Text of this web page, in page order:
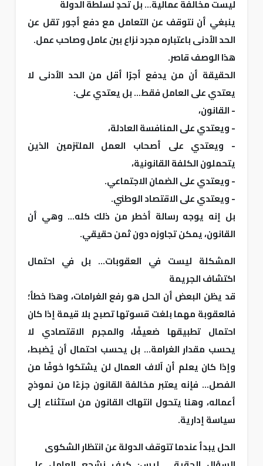
ليست مخالفة عمالية... بل تحدٍ لسلطة الدولة
ينبغي أن نتوقف عن التعامل مع دفع أجور تقل عن
الحد الأدنى باعتباره مجرد نزاع بين عامل وصاحب عمل.
هذا الوصف قاصر.
الحقيقة أن من يدفع أجرًا أقل من الحد الأدنى لا
يعتدي على العامل فقط... بل يعتدي على:
- القانون،
- ويعتدي على المنافسة العادلة،
- ويعتدي على أصحاب العمل الملتزمين الذين
يتحملون الكلفة القانونية،
- ويعتدي على الضمان الاجتماعي.
- ويعتدي على الاقتصاد الوطني.
بل إنه يوجه رسالة أخطر من ذلك كله... وهي أن
القانون، يمكن تجاوزه دون ثمن حقيقي.
المشكلة ليست في العقوبات... بل في احتمال
اكتشاف الجريمة
قد يظن البعض أن الحل هو رفع الغرامات، وهذا خطأ؛
فالعقوبة مهما بلغت قسوتها تصبح بلا قيمة إذا كان
احتمال تطبيقها ضعيفًا، والمجرم الاقتصادي لا
يحسب مقدار الغرامة... بل يحسب احتمال أن يُضبط،
وإذا كان يعلم أن آلاف العمال لن يشتكوا خوفًا من
الفصل... فإنه يعتبر مخالفة القانون جزءًا من نموذج
أعماله، وهنا يتحول انتهاك القانون من استثناء إلى
سياسة إدارية.
الحل يبدأ عندما تتوقف الدولة عن انتظار الشكوى